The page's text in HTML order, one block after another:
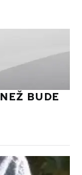
BUDE